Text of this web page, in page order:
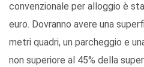
convenzionale per alloggio è
euro. Dovranno avere una
metri quadri, un parcheggio e
non superiore al 45% della